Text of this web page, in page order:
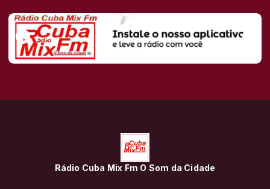
Rádio Cuba Mix Fm O Som da Cidade